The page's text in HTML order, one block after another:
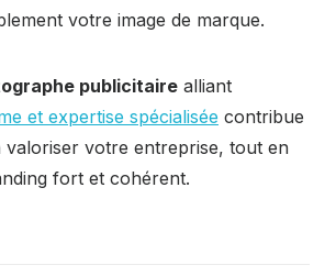
votre image de marque.
publicitaire alliant
et expertise spécialisée contribue
valoriser votre entreprise, tout en
fort et cohérent.